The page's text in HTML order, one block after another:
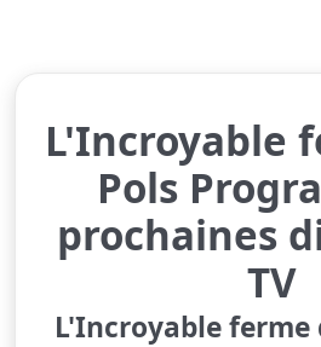
L'Incroyable
Pols
prochaines
TV
L'Incroyable ferme